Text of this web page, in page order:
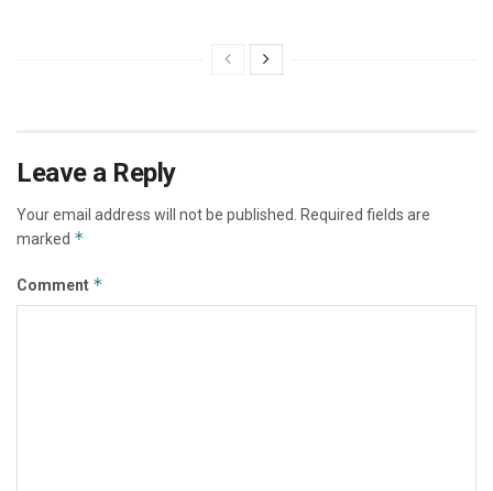
Leave a Reply
Your email address will not be published. Required fields are
marked *
Comment *